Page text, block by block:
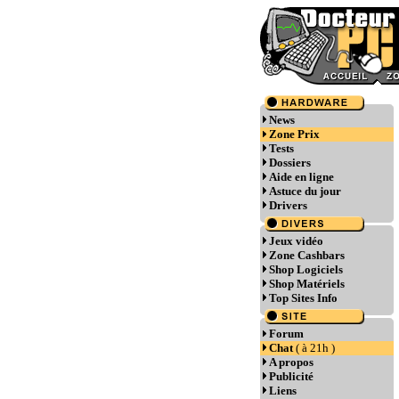
News
Zone Prix
Tests
Dossiers
Aide en ligne
Astuce du jour
Drivers
Jeux vidéo
Zone Cashbars
Shop Logiciels
Shop Matériels
Top Sites Info
Forum
Chat( à 21h )
A propos
Publicité
Liens